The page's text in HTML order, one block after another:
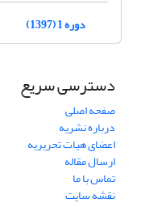
دوره 1 (1397)
دسترسی سریع
صفحه اصلی
درباره نشریه
اعضای هیات تحریریه
ارسال مقاله
تماس با ما
نقشه سایت